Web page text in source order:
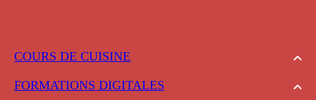
COURS DE CUISINE
FORMATIONS DIGITALES